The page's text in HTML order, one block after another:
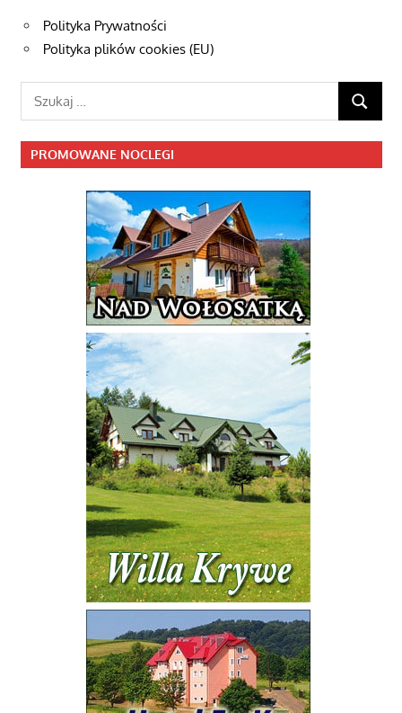
Polityka Prywatności
Polityka plików cookies (EU)
Szukaj:
SZUKAJ
PROMOWANE NOCLEGI